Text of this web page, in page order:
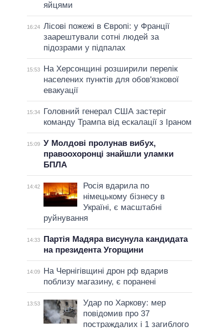
яйцями
16:24 Лісові пожежі в Європі: у Франції
заарештували сотні людей за
підозрами у підпалах
15:53
На Херсонщині розширили перелік
населених пунктів для обов'язкової
евакуації
15:34
Головний генерал США застеріг
команду Трампа від ескалації з Іраном
15:09 У Молдові пролунав вибух,
правоохоронці знайшли уламки
БПЛА
14:42
Росія вдарила по
німецькому бізнесу в
Україні, є масштабні
руйнування
14:33
Партія Мадяра висунула кандидата
на президента Угорщини
14:09
На Чернігівщині дрон рф вдарив
поблизу магазину, є поранені
13:53
Удар по Харкову: мер
повідомив про 37
постраждалих і 1 загиблого